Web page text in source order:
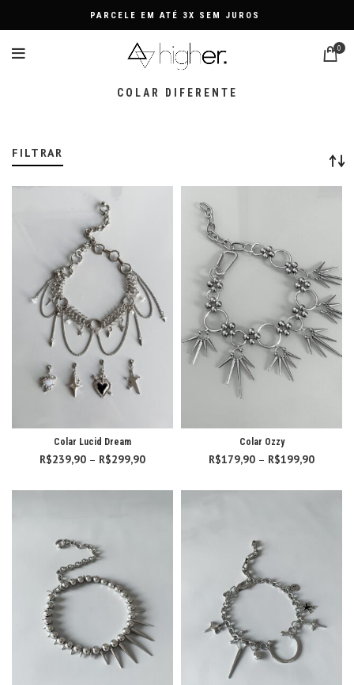
0
COLAR DIFERENTE
FILTRAR
Colar Lucid Dream
R$239,90 – R$299,90
R$239,90
Colar Ozzy
R$179,90 – R$199,90